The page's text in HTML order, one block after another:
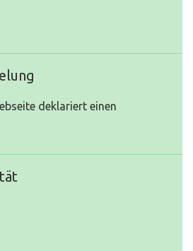
deklariert einen